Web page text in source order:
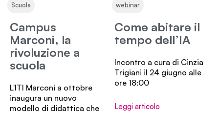
Campus
Marconi, la
rivoluzione a
scuola
L'ITI Marconi a ottobre
inaugura un nuovo
modello di didattica che
Scuola
Come abitare il
tempo dell’IA
Incontro a cura di Cinzia
Trigiani il 24 giugno alle
ore 18:00
Leggi articolo
webinar